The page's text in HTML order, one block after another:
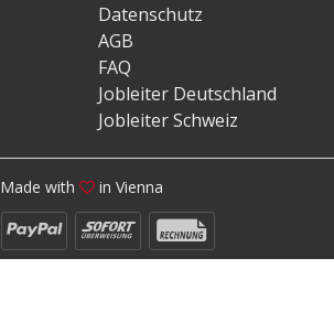
Datenschutz
AGB
FAQ
Jobleiter Deutschland
Jobleiter Schweiz
Made with in Vienna